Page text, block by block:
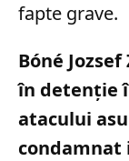
fapte grave.
Bóné
în detenție
atacului
condamnat